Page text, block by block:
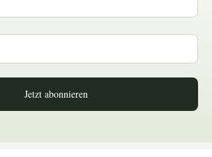
Jetzt abonnieren